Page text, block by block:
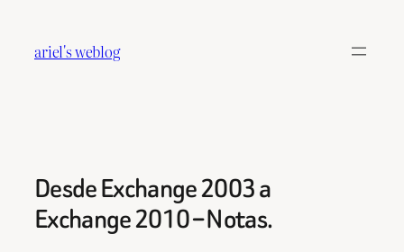
contenido
ariel's weblog
Desde Exchange 2003 a
Exchange 2010 – Notas.